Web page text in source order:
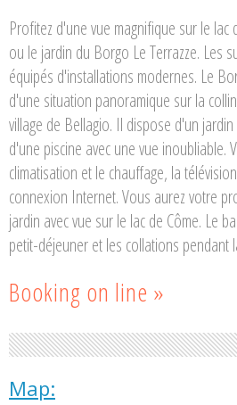
Profitez d'une vue magnifique sur le lac
ou le jardin du Borgo Le Terrazze. Les
équipés d'installations modernes. Le
d'une situation panoramique sur la
village de Bellagio. Il dispose d'un
d'une piscine avec une vue inoubliable.
climatisation et le chauffage, la
connexion Internet. Vous aurez votre
jardin avec vue sur le lac de Côme. Le
petit-déjeuner et les collations pendant
Booking on line »
Map: